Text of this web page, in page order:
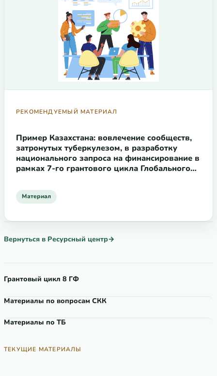
РЕКОМЕНДУЕМЫЙ МАТЕРИАЛ
Пример Казахстана: вовлечение сообществ,
затронутых туберкулезом, в разработку
национального запроса на финансирование в
рамках 7-го грантового цикла Глобального
Материал
Вернуться в Ресурсный центр→
Грантовый цикл 8 ГФ
Материалы по вопросам СКК
Материалы по ТБ
ТЕКУЩИЕ МАТЕРИАЛЫ